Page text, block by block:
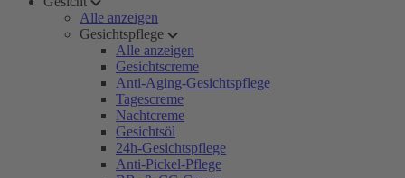
Alle anzeigen
Gesichtspflege
Alle anzeigen
Gesichtscreme
Anti-Aging-Gesichtspflege
Tagescreme
Nachtcreme
Gesichtsöl
24h-Gesichtspflege
Anti-Pickel-Pflege